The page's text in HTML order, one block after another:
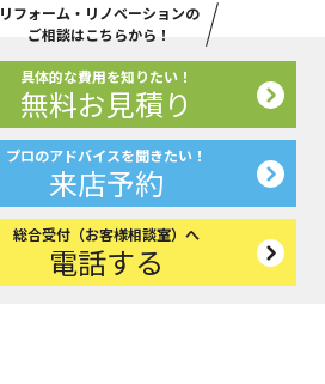
リフォーム・リノベーションの
ご相談はこちらから！
具体的な費用を知りたい！
無料お見積り
プロのアドバイスを聞きたい！
来店予約
総合受付（お客様相談室）へ
電話する